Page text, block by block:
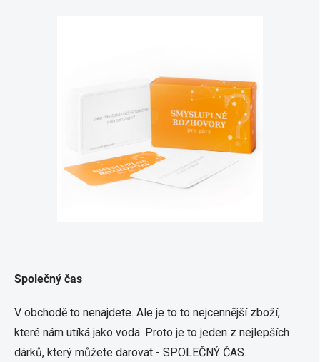
Společný čas
V obchodě to nenajdete. Ale je to to nejcennější zboží,
které nám utíká jako voda. Proto je to jeden z nejlepších
dárků, který můžete darovat - SPOLEČNÝ ČAS.